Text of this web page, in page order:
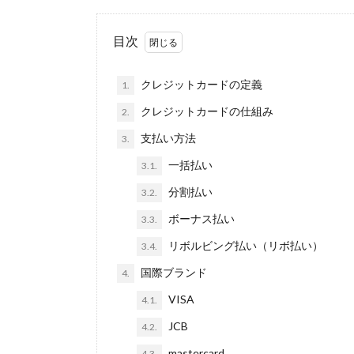
目次
1. クレジットカードの定義
2. クレジットカードの仕組み
3. 支払い方法
3.1. 一括払い
3.2. 分割払い
3.3. ボーナス払い
3.4. リボルビング払い（リボ払い）
4. 国際ブランド
4.1. VISA
4.2. JCB